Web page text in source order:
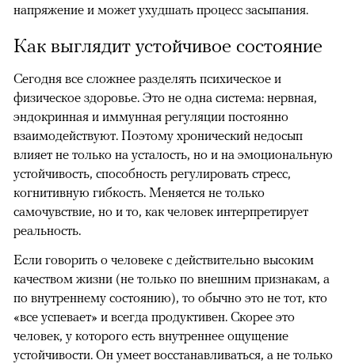
напряжение и может ухудшать процесс засыпания.
Как выглядит устойчивое состояние
Сегодня все сложнее разделять психическое и
физическое здоровье. Это не одна система: нервная,
эндокринная и иммунная регуляции постоянно
взаимодействуют. Поэтому хронический недосып
влияет не только на усталость, но и на эмоциональную
устойчивость, способность регулировать стресс,
когнитивную гибкость. Меняется не только
самочувствие, но и то, как человек интерпретирует
реальность.
Если говорить о человеке с действительно высоким
качеством жизни (не только по внешним признакам, а
по внутреннему состоянию), то обычно это не тот, кто
«все успевает» и всегда продуктивен. Скорее это
человек, у которого есть внутреннее ощущение
устойчивости. Он умеет восстанавливаться, а не только